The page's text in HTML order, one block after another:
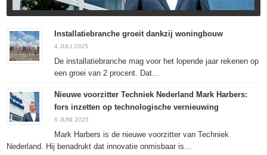
Installatiebranche groeit dankzij woningbouw
4 JULI 2025
De installatiebranche mag voor het lopende jaar rekenen op
een groei van 2 procent. Dat...
Nieuwe voorzitter Techniek Nederland Mark Harbers:
fors inzetten op technologische vernieuwing
6 JUNI 2025
Mark Harbers is de nieuwe voorzitter van Techniek
Nederland. Hij benadrukt dat innovatie onmisbaar is...